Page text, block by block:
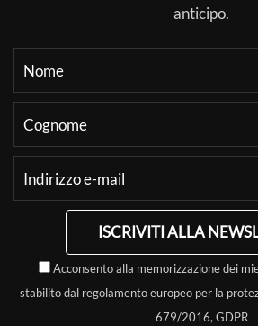
anticipo.
ISCRIVITI ALLA
Acconsento alla memorizzazione dei
stabilito dal regolamento europeo per la
679/2016, GDPR